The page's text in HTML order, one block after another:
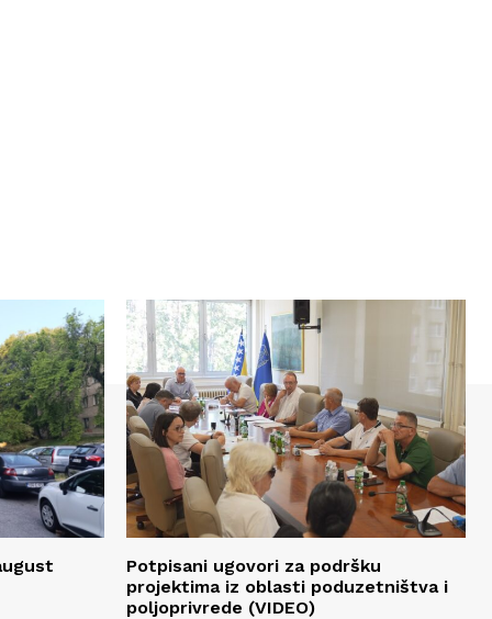
Potpisani ugovori za podršku
projektima iz oblasti poduzetništva i
poljoprivrede (VIDEO)